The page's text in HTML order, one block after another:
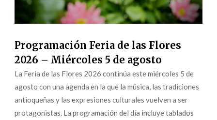
Programación Feria de las Flores
2026 – Miércoles 5 de agosto
La Feria de las Flores 2026 continúa este miércoles 5 de
agosto con una agenda en la que la música, las tradiciones
antioqueñas y las expresiones culturales vuelven a ser
protagonistas. La programación del día incluye tablados